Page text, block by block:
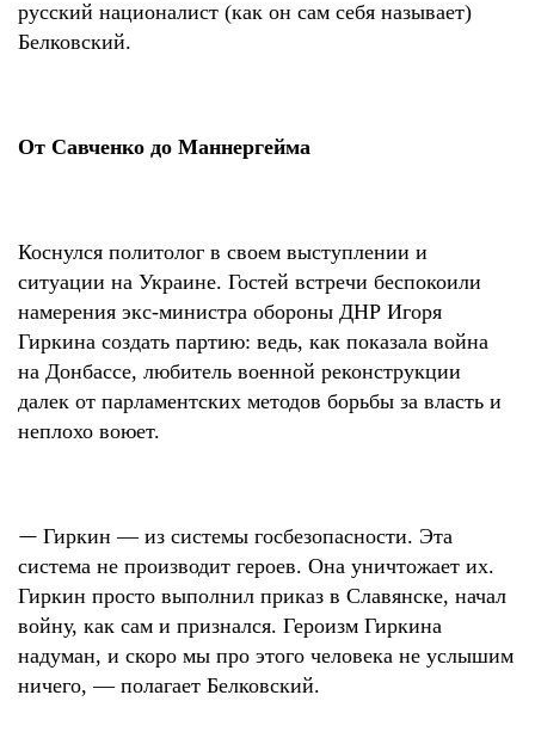
русский националист (как он сам себя называет)
Белковский.
От Савченко до Маннергейма
Коснулся политолог в своем выступлении и
ситуации на Украине. Гостей встречи беспокоили
намерения экс-министра обороны ДНР Игоря
Гиркина создать партию: ведь, как показала война
на Донбассе, любитель военной реконструкции
далек от парламентских методов борьбы за власть и
неплохо воюет.
— Гиркин — из системы госбезопасности. Эта
система не производит героев. Она уничтожает их.
Гиркин просто выполнил приказ в Славянске, начал
войну, как сам и признался. Героизм Гиркина
надуман, и скоро мы про этого человека не услышим
ничего, — полагает Белковский.